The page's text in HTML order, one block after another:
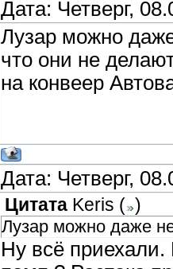
Дата: Четверг,
Лузар можно
что они не
на конвеер
Дата: Четверг,
Цитата Keris ( )
Лузар можно даже
Ну всё приехали.